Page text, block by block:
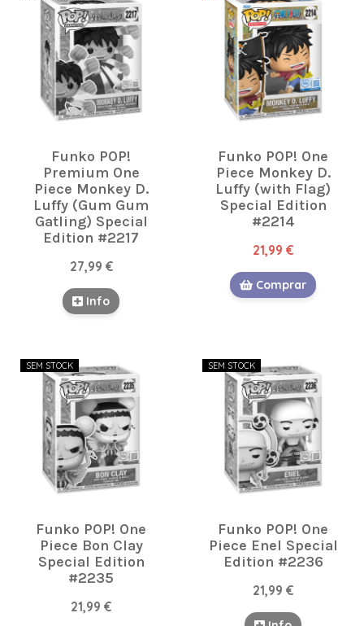
Funko POP!
Premium One
Piece Monkey D.
Luffy (Gum Gum
Gatling) Special
Edition #2217
27,99 €
Info
Funko POP! One
Piece Monkey D.
Luffy (with Flag)
Special Edition
#2214
21,99 €
Comprar
SEM STOCK
Funko POP! One
Piece Bon Clay
Special Edition
#2235
21,99 €
SEM STOCK
Funko POP! One
Piece Enel Special
Edition #2236
21,99 €